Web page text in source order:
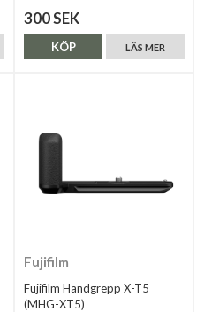
300 SEK
LÄS MER
KÖP
Fujifilm
Fujifilm Handgrepp X-T5
(MHG-XT5)